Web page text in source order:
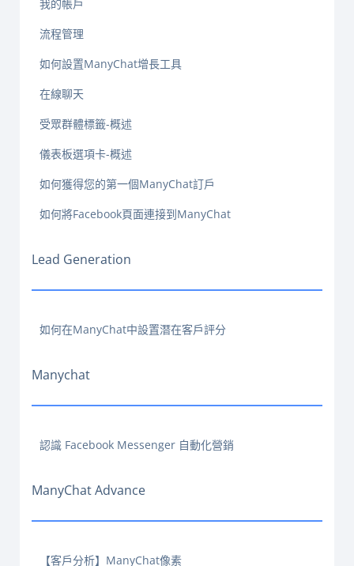
我的帳戶
流程管理
如何設置ManyChat增長工具
在線聊天
受眾群體標籤-概述
儀表板選項卡-概述
如何獲得您的第一個ManyChat訂戶
如何將Facebook頁面連接到ManyChat
Lead Generation
如何在ManyChat中設置潛在客戶評分
Manychat
認識 Facebook Messenger 自動化營銷
ManyChat Advance
【客戶分析】ManyChat像素